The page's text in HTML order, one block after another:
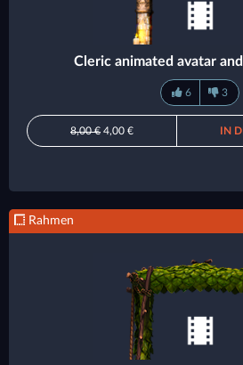
Cleric animated avatar
6 3
8,00 € 4,00 € IN
Rahmen